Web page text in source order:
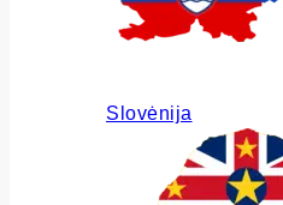
Slovėnija